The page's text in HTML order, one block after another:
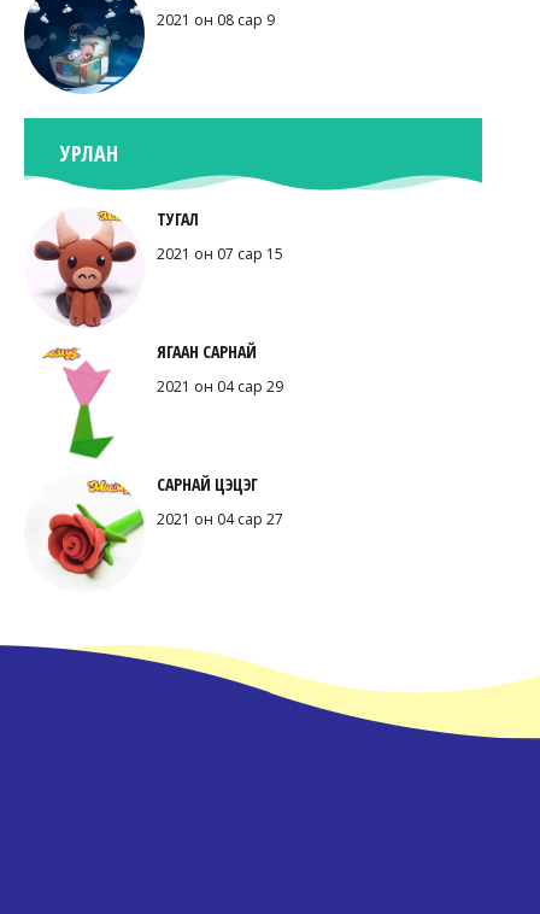
2021 он 08 сар 9
УРЛАН
ТУГАЛ
2021 он 07 сар 15
ЯГААН САРНАЙ
2021 он 04 сар 29
САРНАЙ ЦЭЦЭГ
2021 он 04 сар 27